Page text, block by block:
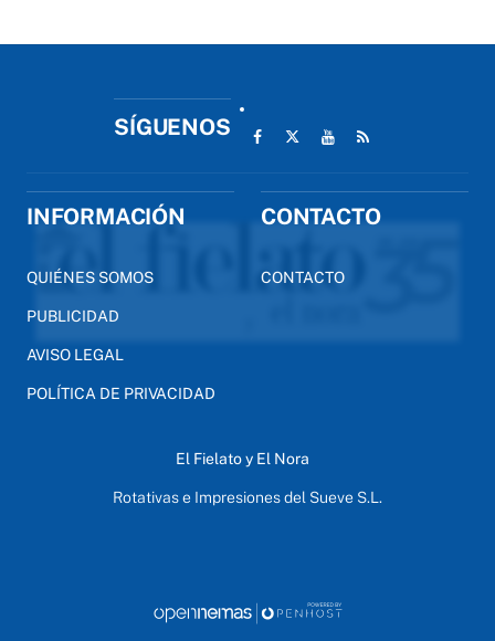
SÍGUENOS
INFORMACIÓN
QUIÉNES SOMOS
PUBLICIDAD
AVISO LEGAL
POLÍTICA DE PRIVACIDAD
CONTACTO
CONTACTO
El Fielato y El Nora
Rotativas e Impresiones del Sueve S.L.